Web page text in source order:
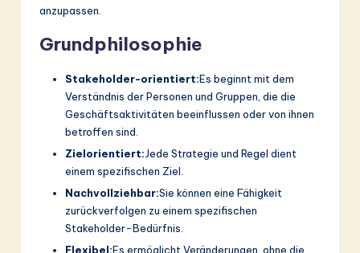
anzupassen.
Grundphilosophie
Stakeholder-orientiert:Es beginnt mit dem
Verständnis der Personen und Gruppen, die die
Geschäftsaktivitäten beeinflussen oder von ihnen
betroffen sind.
Zielorientiert:Jede Strategie und Regel dient
einem spezifischen Ziel.
Nachvollziehbar:Sie können eine Fähigkeit
zurückverfolgen zu einem spezifischen
Stakeholder-Bedürfnis.
Flexibel:Es ermöglicht Veränderungen, ohne die